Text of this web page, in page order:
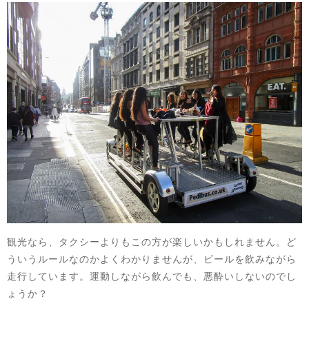
観光なら、タクシーよりもこの方が楽しいかもしれません。ど
ういうルールなのかよくわかりませんが、ビールを飲みながら
走行しています。運動しながら飲んでも、悪酔いしないのでし
ょうか？